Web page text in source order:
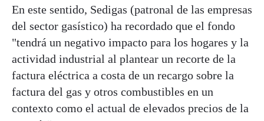
En este sentido, Sedigas (patronal de las empresas
del sector gasístico) ha recordado que el fondo
"tendrá un negativo impacto para los hogares y la
actividad industrial al plantear un recorte de la
factura eléctrica a costa de un recargo sobre la
factura del gas y otros combustibles en un
contexto como el actual de elevados precios de la